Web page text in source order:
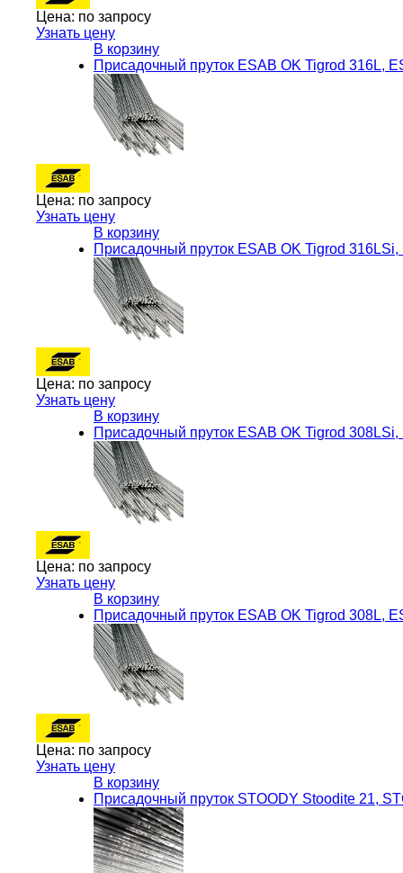
Цена: по запросу
Узнать цену
В корзину
Присадочный пруток ESAB OK Tigrod 316L,
Цена: по запросу
Узнать цену
В корзину
Присадочный пруток ESAB OK Tigrod
Цена: по запросу
Узнать цену
В корзину
Присадочный пруток ESAB OK Tigrod
Цена: по запросу
Узнать цену
В корзину
Присадочный пруток ESAB OK Tigrod 308L,
Цена: по запросу
Узнать цену
В корзину
Присадочный пруток STOODY Stoodite 21,